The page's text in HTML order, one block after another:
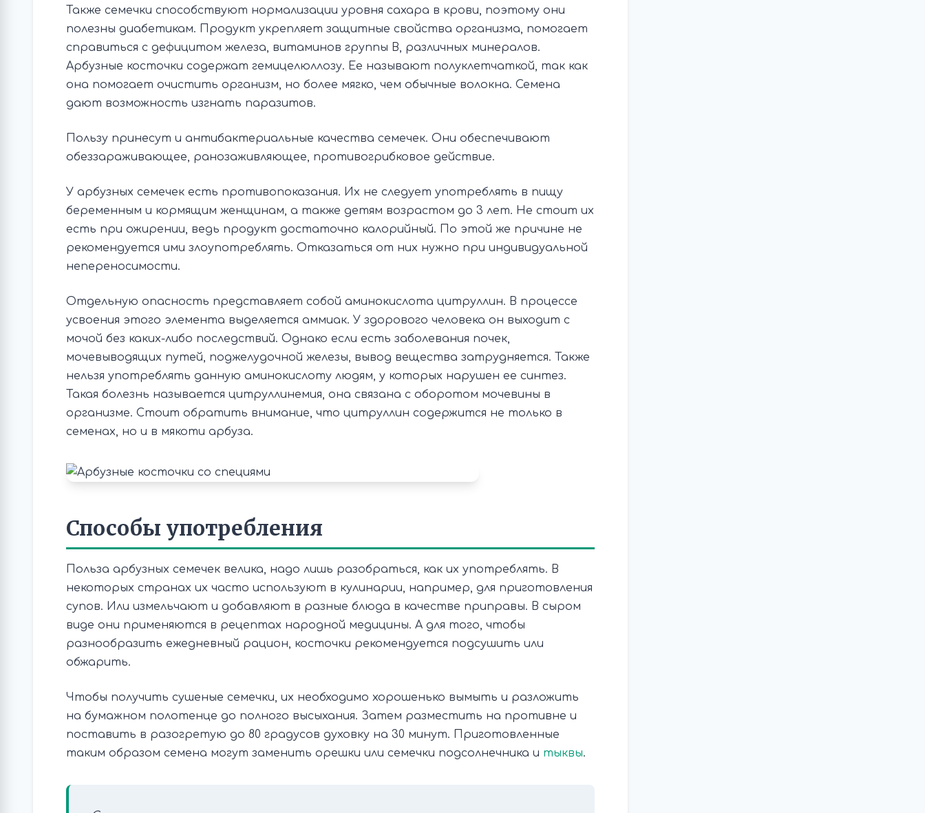
Также семечки способствуют нормализации уровня сахара в крови, поэтому они
полезны диабетикам. Продукт укрепляет защитные свойства организма, помогает
справиться с дефицитом железа, витаминов группы B, различных минералов.
Арбузные косточки содержат гемицелюллозу. Ее называют полуклетчаткой, так как
она помогает очистить организм, но более мягко, чем обычные волокна. Семена
дают возможность изгнать паразитов.
Пользу принесут и антибактериальные качества семечек. Они обеспечивают
обеззараживающее, ранозаживляющее, противогрибковое действие.
У арбузных семечек есть противопоказания. Их не следует употреблять в пищу
беременным и кормящим женщинам, а также детям возрастом до 3 лет. Не стоит их
есть при ожирении, ведь продукт достаточно калорийный. По этой же причине не
рекомендуется ими злоупотреблять. Отказаться от них нужно при индивидуальной
непереносимости.
Отдельную опасность представляет собой аминокислота цитруллин. В процессе
усвоения этого элемента выделяется аммиак. У здорового человека он выходит с
мочой без каких-либо последствий. Однако если есть заболевания почек,
мочевыводящих путей, поджелудочной железы, вывод вещества затрудняется. Также
нельзя употреблять данную аминокислоту людям, у которых нарушен ее синтез.
Такая болезнь называется цитруллинемия, она связана с оборотом мочевины в
организме. Стоит обратить внимание, что цитруллин содержится не только в
семенах, но и в мякоти арбуза.
Способы употребления
Польза арбузных семечек велика, надо лишь разобраться, как их употреблять. В
некоторых странах их часто используют в кулинарии, например, для приготовления
супов. Или измельчают и добавляют в разные блюда в качестве приправы. В сыром
виде они применяются в рецептах народной медицины. А для того, чтобы
разнообразить ежедневный рацион, косточки рекомендуется подсушить или
обжарить.
Чтобы получить сушеные семечки, их необходимо хорошенько вымыть и разложить
на бумажном полотенце до полного высыхания. Затем разместить на противне и
поставить в разогретую до 80 градусов духовку на 30 минут. Приготовленные
таким образом семена могут заменить орешки или семечки подсолнечника и тыквы.